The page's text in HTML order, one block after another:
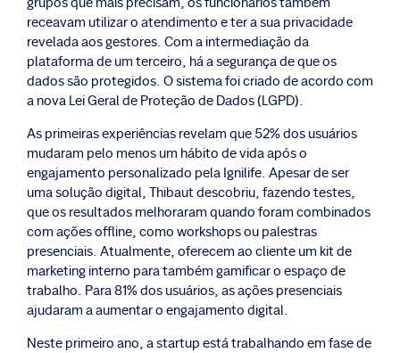
receavam utilizar o atendimento e ter a sua privacidade
revelada aos gestores. Com a intermediação da
plataforma de um terceiro, há a segurança de que os
dados são protegidos. O sistema foi criado de acordo com
a nova Lei Geral de Proteção de Dados (LGPD).
As primeiras experiências revelam que 52% dos usuários
mudaram pelo menos um hábito de vida após o
engajamento personalizado pela Ignilife. Apesar de ser
uma solução digital, Thibaut descobriu, fazendo testes,
que os resultados melhoraram quando foram combinados
com ações offline, como workshops ou palestras
presenciais. Atualmente, oferecem ao cliente um kit de
marketing interno para também gamificar o espaço de
trabalho. Para 81% dos usuários, as ações presenciais
ajudaram a aumentar o engajamento digital.
Neste primeiro ano, a startup está trabalhando em fase de